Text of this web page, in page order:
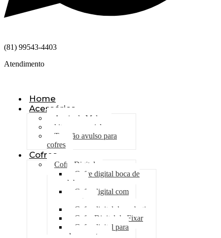
(81) 99543-4403
Atendimento
Home
Acessórios
Apoio de Malas
kit emergencial
Trancão avulso para
cofres
Cofres
Cofre Digital
Cofre digital boca de
lobo
Cofre digital com
gavetas
Cofre digital de embutir
Cofre Digital de Fixar
Cofre digital para
documentos